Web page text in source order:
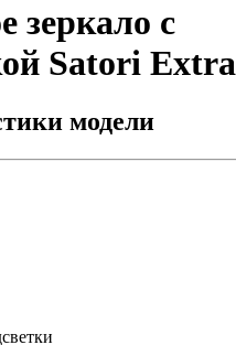
зеркало с
Satori Extra
модели